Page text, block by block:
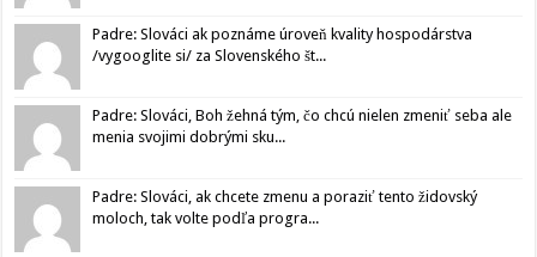
Padre: Slováci ak poznáme úroveň kvality hospodárstva
/vygooglite si/ za Slovenského št...
Padre: Slováci, Boh žehná tým, čo chcú nielen zmeniť seba ale
menia svojimi dobrými sku...
Padre: Slováci, ak chcete zmenu a poraziť tento židovský
moloch, tak volte podľa progra...